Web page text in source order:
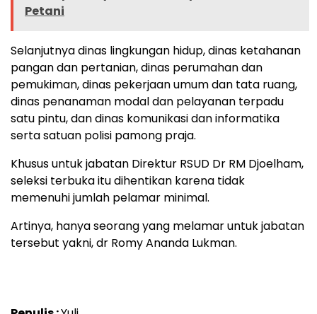
Petani
Selanjutnya dinas lingkungan hidup, dinas ketahanan
pangan dan pertanian, dinas perumahan dan
pemukiman, dinas pekerjaan umum dan tata ruang,
dinas penanaman modal dan pelayanan terpadu
satu pintu, dan dinas komunikasi dan informatika
serta satuan polisi pamong praja.
Khusus untuk jabatan Direktur RSUD Dr RM Djoelham,
seleksi terbuka itu dihentikan karena tidak
memenuhi jumlah pelamar minimal.
Artinya, hanya seorang yang melamar untuk jabatan
tersebut yakni, dr Romy Ananda Lukman.